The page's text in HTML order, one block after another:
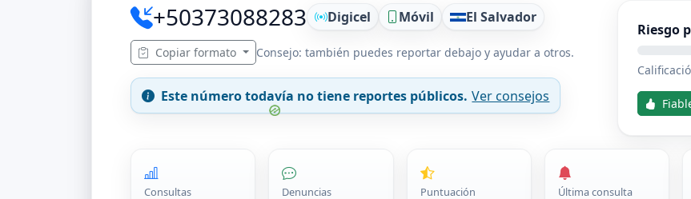
+50373088283 Digicel Móvil El Salvador
Copiar formato Consejo: también puedes reportar debajo y ayudar a otros.
Este número todavía no tiene reportes públicos. Ver consejos
Riesgo
Consultas Denuncias Puntuación Última consulta